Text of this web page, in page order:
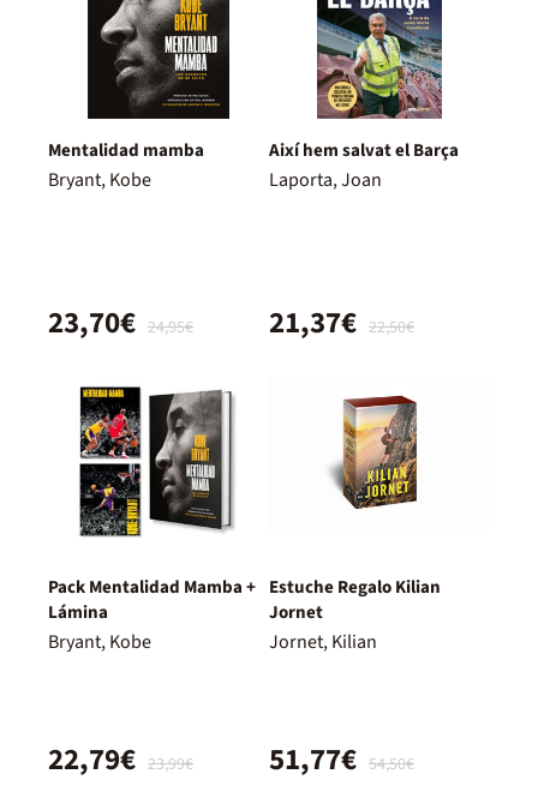
Mentalidad mamba
Bryant, Kobe
24,95€
23,70€
Així hem salvat el Barça
Laporta, Joan
22,50€
21,37€
Pack Mentalidad Mamba +
Lámina
Bryant, Kobe
23,99€
22,79€
Estuche Regalo Kilian
Jornet
Jornet, Kilian
54,50€
51,77€